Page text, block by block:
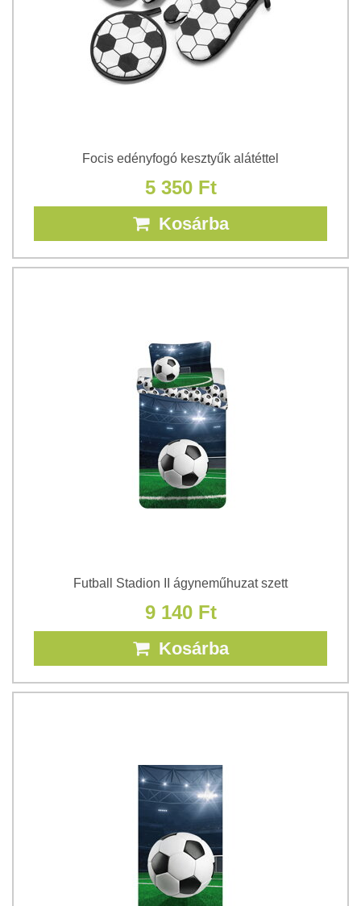
Focis edényfogó kesztyűk alátéttel
5 350 Ft
Kosárba
Futball Stadion II ágyneműhuzat szett
9 140 Ft
Kosárba